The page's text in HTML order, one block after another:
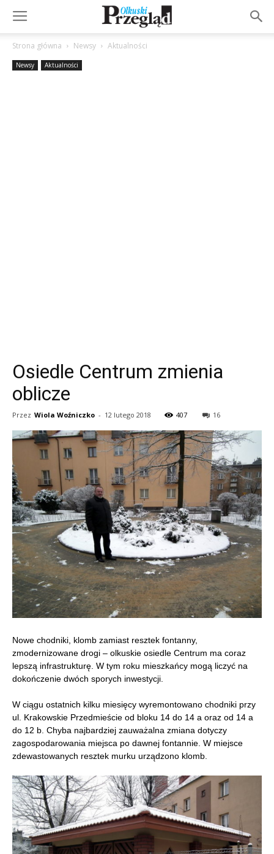
Strona główna Newsy Aktualności
Newsy Aktualności
Osiedle Centrum zmienia
oblicze
Przez Wiola Woźniczko - 12 lutego 2018 407 16
Nowe chodniki, klomb zamiast resztek fontanny,
zmodernizowane drogi – olkuskie osiedle Centrum ma coraz
lepszą infrastrukturę. W tym roku mieszkańcy mogą liczyć na
dokończenie dwóch sporych inwestycji.
W ciągu ostatnich kilku miesięcy wyremontowano chodniki przy
ul. Krakowskie Przedmieście od bloku 14 do 14 a oraz od 14 a
do 12 b. Chyba najbardziej zauważalna zmiana dotyczy
zagospodarowania miejsca po dawnej fontannie. W miejsce
zdewastowanych resztek murku urządzono klomb.